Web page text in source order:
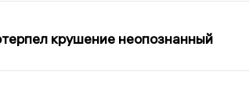
крушение неопознанный